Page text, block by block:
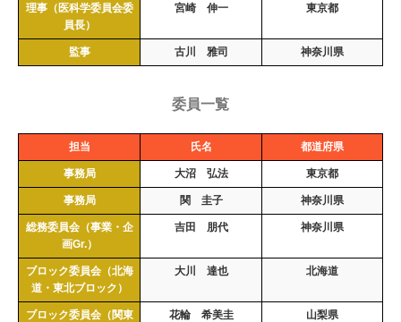
理事（医科学委員会委
員長）
宮崎 伸一 東京都
監事 古川 雅司 神奈川県
委員一覧
担当 氏名 都道府県
事務局 大沼 弘法 東京都
事務局 関 圭子 神奈川県
総務委員会（事業・企
画Gr.）
吉田 朋代 神奈川県
ブロック委員会（北海
道・東北ブロック）
大川 達也 北海道
ブロック委員会（関東
花輪 希美圭 山梨県